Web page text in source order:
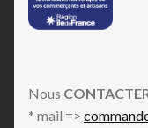
Nous
* mail =>